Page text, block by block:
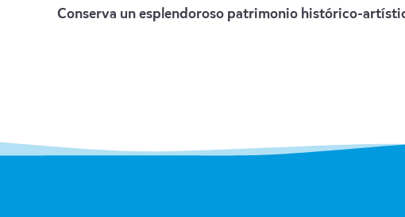
Conserva un esplendoroso patrimonio histórico-